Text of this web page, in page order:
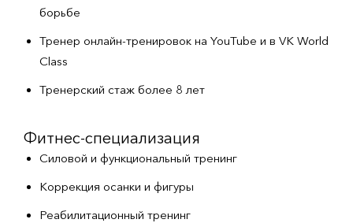
борьбе
Тренер онлайн-тренировок на YouTube и в VK World
Class
Тренерский стаж более 8 лет
Фитнес-специализация
Силовой и функциональный тренинг
Коррекция осанки и фигуры
Реабилитационный тренинг